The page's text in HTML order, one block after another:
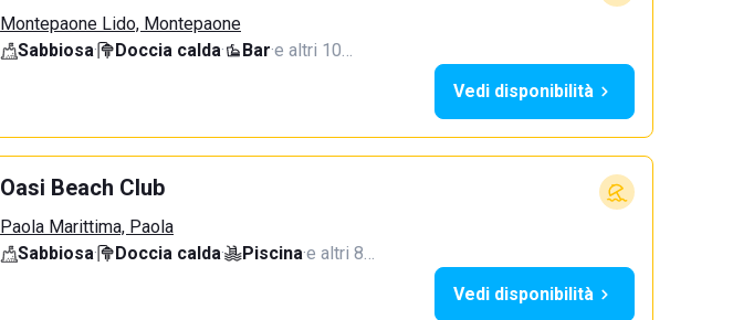
Montepaone Lido, Montepaone
Sabbiosa· Doccia calda· Bar·e altri 10…
Vedi disponibilità
Oasi Beach Club
Paola Marittima, Paola
Sabbiosa· Doccia calda· Piscina·e altri 8…
Vedi disponibilità